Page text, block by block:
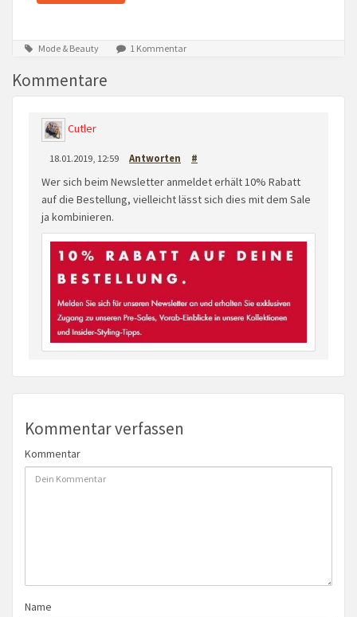
Mode & Beauty 1 Kommentar
Kommentare
Cutler
18.01.2019, 12:59 Antworten #
Wer sich beim Newsletter anmeldet erhält 10% Rabatt
auf die Bestellung, vielleicht lässt sich dies mit dem Sale
ja kombinieren.
Kommentar verfassen
Kommentar
Name